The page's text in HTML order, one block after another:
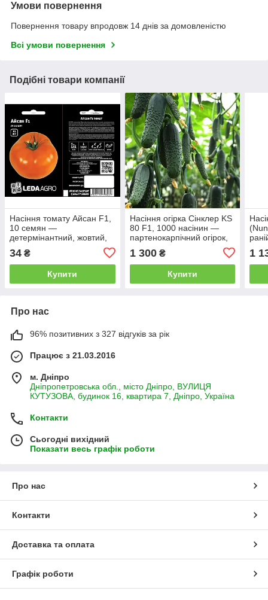
Умови повернення
Повернення товару впродовж 14 днів за домовленістю
Всі умови повернення
Подібні товари компанії
Насіння томату Айсан F1,
10 семян —
детермінантний, жовтий,
34 ₴
Купити
Насіння огірка Сінклер KS
80 F1, 1000 насінин —
партенокарпічний огірок,
1 300₴
Купити
1
Про нас
96% позитивних з 327 відгуків за рік
Працює з 21.03.2016
м. Дніпро
Дніпропетровська обл., місто Дніпро, ВУЛИЦЯ
КУТУЗОВА, будинок 16, квартира 7, Дніпро, Україна
Контакти
Сьогодні вихідний
Показати весь графік роботи
Про нас
Контакти
Доставка та оплата
Графік роботи